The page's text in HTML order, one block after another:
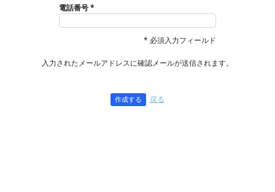
電話番号
* 必須入力フィールド
入力されたメールアドレスに確認メールが送信されます。
戻る